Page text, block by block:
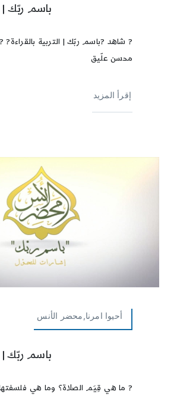
باسم ربّك |
?️ شاهد ?باسم ربّك | التربية
محسن علّيق
إقرأ المزيد
أحيوا امرنا,محضر الأنس
باسم ربّك |
? ما هي قِيَم الصلاة؟ وما هي